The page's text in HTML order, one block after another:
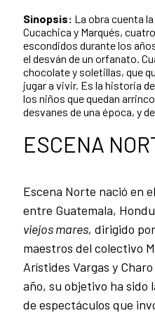
Sinopsis: La obra cuenta
Cucachica y Marqués,
escondidos durante los
el desván de un orfanato.
chocolate y soletillas, que
jugar a vivir. Es la historia
los niños que quedan
desvanes de una época, y de
ESCENA
Escena Norte nació en
entre Guatemala,
viejos mares, dirigido
maestros del colectivo
Arístides Vargas y
año, su objetivo ha
de espectáculos que